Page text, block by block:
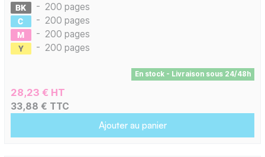
- 200 pages
- 200 pages
- 200 pages
- 200 pages
En stock - Livraison sous 24/48h
28,23 € HT
33,88 € TTC
Ajouter au panier